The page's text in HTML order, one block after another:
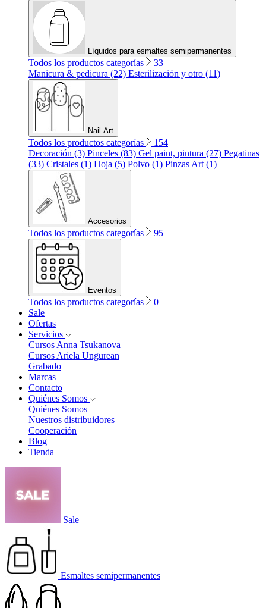
Líquidos para esmaltes semipermanentes
Todos los productos categorías
33
Manicura & pedicura (22) Esterilización y otro (11)
Nail Art
Todos los productos categorías
154
Decoración (3) Pinceles (83) Gel paint, pintura (27) Pegatinas
(33) Cristales (1) Hoja (5) Polvo (1) Pinzas Art (1)
Accesorios
Todos los productos categorías 95
Eventos
Todos los productos categorías
0
Sale
Ofertas
Servicios
Cursos Anna Tsukanova
Cursos Ariela Ungurean
Grabado
Marcas
Contacto
Quiénes Somos
Quiénes Somos
Nuestros distribuidores
Cooperación
Blog
Tienda
Sale
Esmaltes semipermanentes